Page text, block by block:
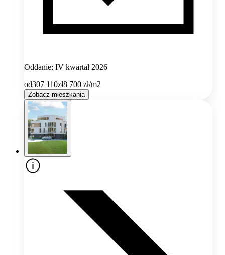
Oddanie: IV kwartał 2026
od307 110zł8 700 zł/m2
Zobacz mieszkania